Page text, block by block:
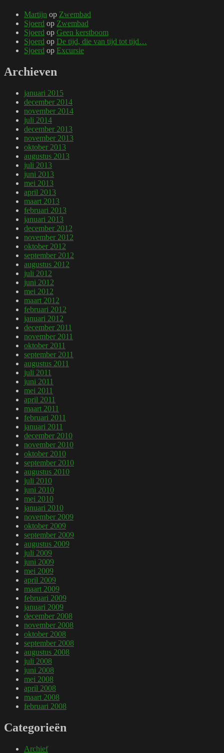
Martijn op Zwembad
Sjoerd op Zwembad
Sjoerd op Geen kerstboom
Sjoerd op De tijd, die van tijd tot tijd…
Sjoerd op Excursie
Archieven
januari 2015
december 2014
november 2014
juli 2014
december 2013
november 2013
oktober 2013
augustus 2013
juli 2013
juni 2013
mei 2013
april 2013
maart 2013
februari 2013
januari 2013
december 2012
november 2012
oktober 2012
september 2012
augustus 2012
juli 2012
juni 2012
mei 2012
maart 2012
februari 2012
januari 2012
december 2011
november 2011
oktober 2011
september 2011
augustus 2011
juli 2011
juni 2011
mei 2011
april 2011
maart 2011
februari 2011
januari 2011
december 2010
november 2010
oktober 2010
september 2010
augustus 2010
juli 2010
juni 2010
mei 2010
januari 2010
november 2009
oktober 2009
september 2009
augustus 2009
juli 2009
juni 2009
mei 2009
april 2009
maart 2009
februari 2009
januari 2009
december 2008
november 2008
oktober 2008
september 2008
augustus 2008
juli 2008
juni 2008
mei 2008
april 2008
maart 2008
februari 2008
Categorieën
Archief